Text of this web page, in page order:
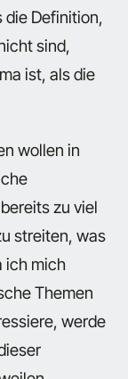
Definition,
sind,
ist, als die
wollen in
zu viel
streiten, was
ich mich
Themen
werde